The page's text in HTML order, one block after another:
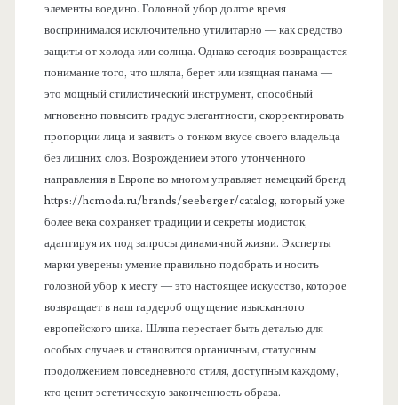
элементы воедино. Головной убор долгое время
воспринимался исключительно утилитарно — как средство
защиты от холода или солнца. Однако сегодня возвращается
понимание того, что шляпа, берет или изящная панама —
это мощный стилистический инструмент, способный
мгновенно повысить градус элегантности, скорректировать
пропорции лица и заявить о тонком вкусе своего владельца
без лишних слов. Возрождением этого утонченного
направления в Европе во многом управляет немецкий бренд
https://hcmoda.ru/brands/seeberger/catalog, который уже
более века сохраняет традиции и секреты модисток,
адаптируя их под запросы динамичной жизни. Эксперты
марки уверены: умение правильно подобрать и носить
головной убор к месту — это настоящее искусство, которое
возвращает в наш гардероб ощущение изысканного
европейского шика. Шляпа перестает быть деталью для
особых случаев и становится органичным, статусным
продолжением повседневного стиля, доступным каждому,
кто ценит эстетическую законченность образа.